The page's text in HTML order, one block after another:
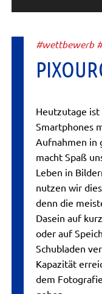
#wettbewerb
Heutzutage
Smartphones
Aufnahmen in
macht Spaß
Leben in
nutzen wir
denn die
Dasein auf
oder auf
Schubladen
Kapazität
dem